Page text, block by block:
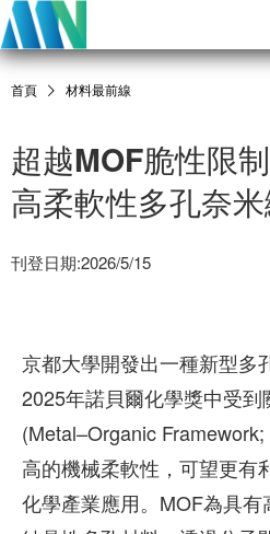
首頁 材料最前線
超越MOF脆性限
高柔軟性多孔奈
刊登日期:2026/5/15
京都大學開發出一種新型多
2025年諾貝爾化學獎中受
(Metal–Organic
高的機械柔軟性，可望更有
化學產業應用。MOF為具